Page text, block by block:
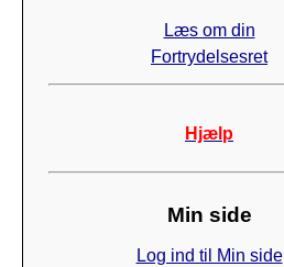
Læs om din
Fortrydelsesret
Hjælp
Min side
Log ind til Min side